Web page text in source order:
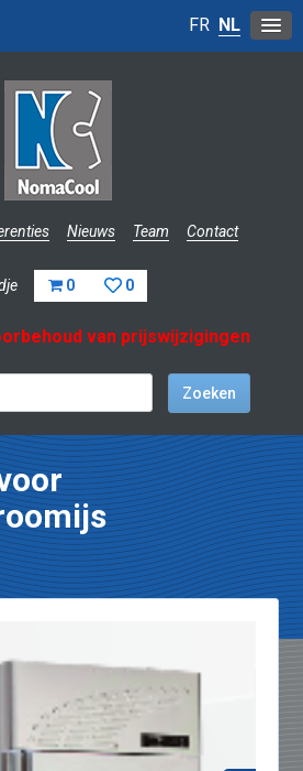
Nieuws Team Contact
0 0
FR NL
van prijswijzigingen